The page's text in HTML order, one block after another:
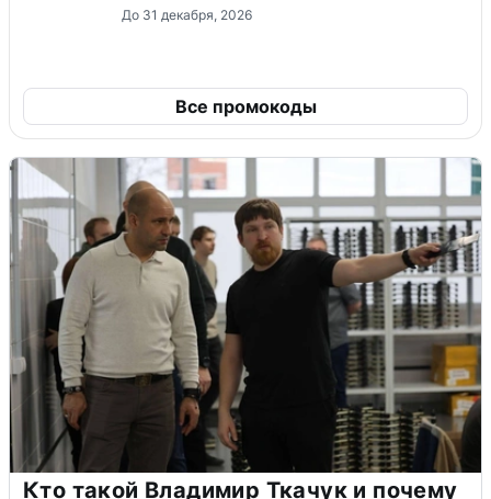
До 31 декабря, 2026
Все промокоды
Кто такой Владимир Ткачук и почему